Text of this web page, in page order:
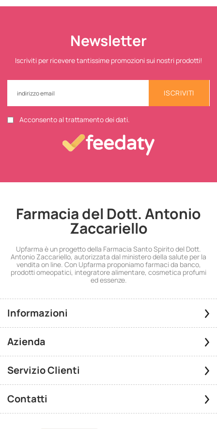
Newsletter
Iscriviti per ricevere tantissime promozioni sui nostri prodotti!
ISCRIVITI
Acconsento al trattamento dei dati.
Farmacia del Dott. Antonio
Zaccariello
Upfarma è un progetto della Farmacia Santo Spirito del Dott.
Antonio Zaccariello, autorizzata dal ministero della salute per la
vendita on line. Con Upfarma proponiamo farmaci da banco,
prodotti omeopatici, integratore alimentare, cosmetica profumi
ed essenze.
Informazioni
Azienda
Servizio Clienti
Contatti